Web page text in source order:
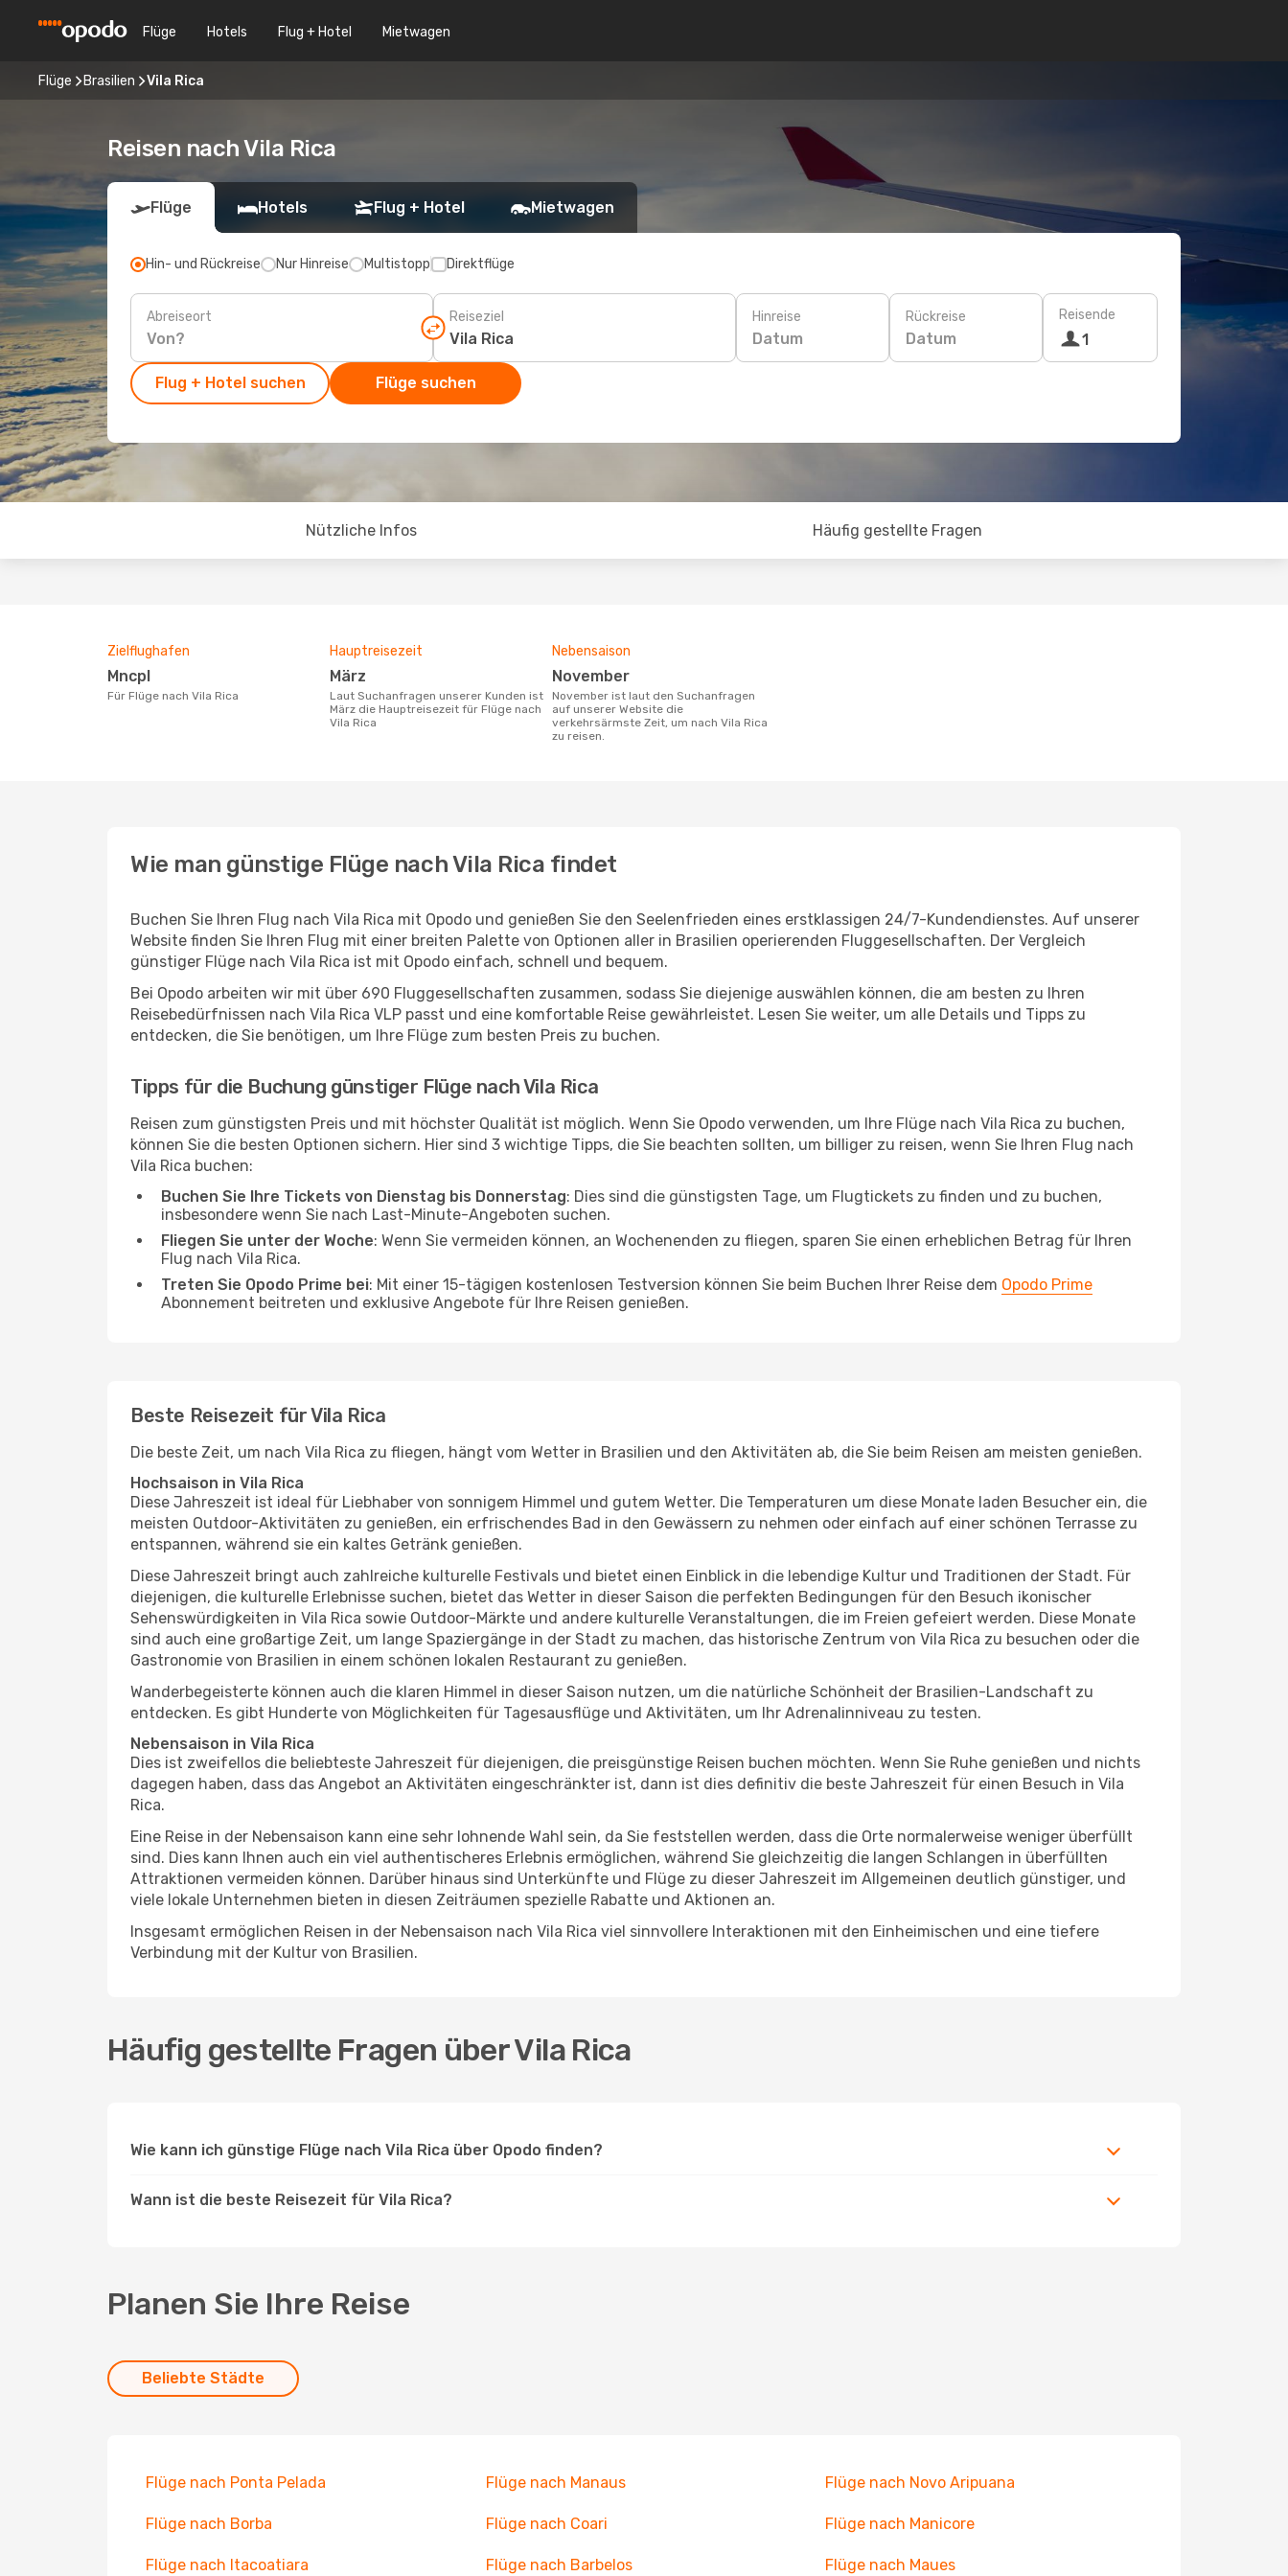
Flüge Hotels Flug + Hotel Mietwagen
Flüge Brasilien Vila Rica
Reisen nach Vila Rica
Flüge Hotels Flug + Hotel Mietwagen
Hin- und Rückreise Nur Hinreise Multistopp Direktflüge
Abreiseort Reiseziel Hinreise
Datum
Rückreise
Datum
Reisende
1
Flug + Hotel suchen Flüge suchen
Nützliche Infos Häufig gestellte Fragen
Zielflughafen
Mncpl
Für Flüge nach Vila Rica
Hauptreisezeit
März
Laut Suchanfragen unserer Kunden ist
März die Hauptreisezeit für Flüge nach
Vila Rica
Nebensaison
November
November ist laut den Suchanfragen
auf unserer Website die
verkehrsärmste Zeit, um nach Vila Rica
zu reisen.
Wie man günstige Flüge nach Vila Rica findet
Buchen Sie Ihren Flug nach Vila Rica mit Opodo und genießen Sie den Seelenfrieden eines erstklassigen 24/7-Kundendienstes. Auf unserer
Website finden Sie Ihren Flug mit einer breiten Palette von Optionen aller in Brasilien operierenden Fluggesellschaften. Der Vergleich
günstiger Flüge nach Vila Rica ist mit Opodo einfach, schnell und bequem.
Bei Opodo arbeiten wir mit über 690 Fluggesellschaften zusammen, sodass Sie diejenige auswählen können, die am besten zu Ihren
Reisebedürfnissen nach Vila Rica VLP passt und eine komfortable Reise gewährleistet. Lesen Sie weiter, um alle Details und Tipps zu
entdecken, die Sie benötigen, um Ihre Flüge zum besten Preis zu buchen.
Tipps für die Buchung günstiger Flüge nach Vila Rica
Reisen zum günstigsten Preis und mit höchster Qualität ist möglich. Wenn Sie Opodo verwenden, um Ihre Flüge nach Vila Rica zu buchen,
können Sie die besten Optionen sichern. Hier sind 3 wichtige Tipps, die Sie beachten sollten, um billiger zu reisen, wenn Sie Ihren Flug nach
Vila Rica buchen:
Buchen Sie Ihre Tickets von Dienstag bis Donnerstag: Dies sind die günstigsten Tage, um Flugtickets zu finden und zu buchen,
insbesondere wenn Sie nach Last-Minute-Angeboten suchen.
Fliegen Sie unter der Woche: Wenn Sie vermeiden können, an Wochenenden zu fliegen, sparen Sie einen erheblichen Betrag für Ihren
Flug nach Vila Rica.
Treten Sie Opodo Prime bei: Mit einer 15-tägigen kostenlosen Testversion können Sie beim Buchen Ihrer Reise dem Opodo Prime
Abonnement beitreten und exklusive Angebote für Ihre Reisen genießen.
Beste Reisezeit für Vila Rica
Die beste Zeit, um nach Vila Rica zu fliegen, hängt vom Wetter in Brasilien und den Aktivitäten ab, die Sie beim Reisen am meisten genießen.
Hochsaison in Vila Rica
Diese Jahreszeit ist ideal für Liebhaber von sonnigem Himmel und gutem Wetter. Die Temperaturen um diese Monate laden Besucher ein, die
meisten Outdoor-Aktivitäten zu genießen, ein erfrischendes Bad in den Gewässern zu nehmen oder einfach auf einer schönen Terrasse zu
entspannen, während sie ein kaltes Getränk genießen.
Diese Jahreszeit bringt auch zahlreiche kulturelle Festivals und bietet einen Einblick in die lebendige Kultur und Traditionen der Stadt. Für
diejenigen, die kulturelle Erlebnisse suchen, bietet das Wetter in dieser Saison die perfekten Bedingungen für den Besuch ikonischer
Sehenswürdigkeiten in Vila Rica sowie Outdoor-Märkte und andere kulturelle Veranstaltungen, die im Freien gefeiert werden. Diese Monate
sind auch eine großartige Zeit, um lange Spaziergänge in der Stadt zu machen, das historische Zentrum von Vila Rica zu besuchen oder die
Gastronomie von Brasilien in einem schönen lokalen Restaurant zu genießen.
Wanderbegeisterte können auch die klaren Himmel in dieser Saison nutzen, um die natürliche Schönheit der Brasilien-Landschaft zu
entdecken. Es gibt Hunderte von Möglichkeiten für Tagesausflüge und Aktivitäten, um Ihr Adrenalinniveau zu testen.
Nebensaison in Vila Rica
Dies ist zweifellos die beliebteste Jahreszeit für diejenigen, die preisgünstige Reisen buchen möchten. Wenn Sie Ruhe genießen und nichts
dagegen haben, dass das Angebot an Aktivitäten eingeschränkter ist, dann ist dies definitiv die beste Jahreszeit für einen Besuch in Vila
Rica.
Eine Reise in der Nebensaison kann eine sehr lohnende Wahl sein, da Sie feststellen werden, dass die Orte normalerweise weniger überfüllt
sind. Dies kann Ihnen auch ein viel authentischeres Erlebnis ermöglichen, während Sie gleichzeitig die langen Schlangen in überfüllten
Attraktionen vermeiden können. Darüber hinaus sind Unterkünfte und Flüge zu dieser Jahreszeit im Allgemeinen deutlich günstiger, und
viele lokale Unternehmen bieten in diesen Zeiträumen spezielle Rabatte und Aktionen an.
Insgesamt ermöglichen Reisen in der Nebensaison nach Vila Rica viel sinnvollere Interaktionen mit den Einheimischen und eine tiefere
Verbindung mit der Kultur von Brasilien.
Häufig gestellte Fragen über Vila Rica
Wie kann ich günstige Flüge nach Vila Rica über Opodo finden?
Wann ist die beste Reisezeit für Vila Rica?
Planen Sie Ihre Reise
Beliebte Städte
Flüge nach Ponta Pelada Flüge nach Manaus Flüge nach Novo Aripuana
Flüge nach Borba Flüge nach Coari Flüge nach Manicore
Flüge nach Itacoatiara Flüge nach Barbelos Flüge nach Maues